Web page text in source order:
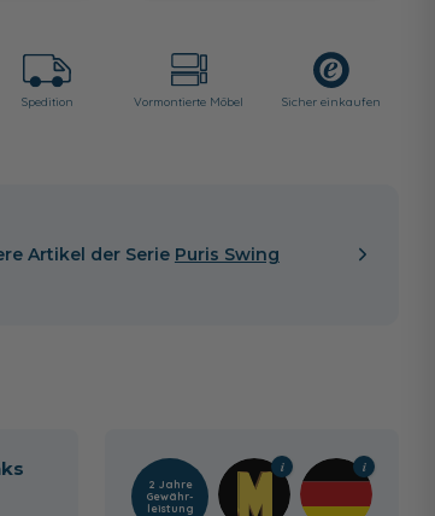
Spedition Vormontierte Möbel Sicher einkaufen
Artikel der Serie Puris Swing
2 Jahre
Gewähr­
leistung